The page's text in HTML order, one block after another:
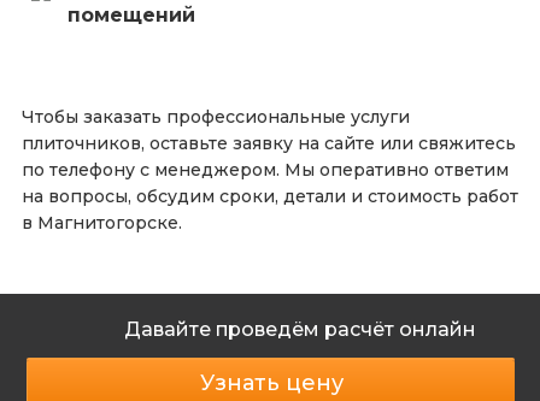
помещений
Чтобы заказать профессиональные услуги
плиточников, оставьте заявку на сайте или свяжитесь
по телефону с менеджером. Мы оперативно ответим
на вопросы, обсудим сроки, детали и стоимость работ
в Магнитогорске.
Давайте проведём расчёт онлайн
Узнать цену